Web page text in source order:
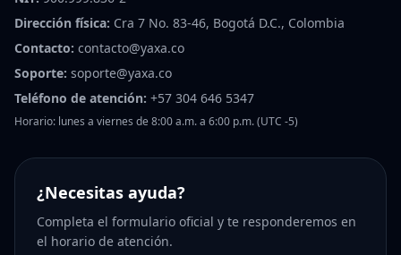
Dirección física: Cra 7 No. 83-46, Bogotá D.C., Colombia
Contacto: contacto@yaxa.co
Soporte: soporte@yaxa.co
Teléfono de atención: +57 304 646 5347
Horario: lunes a viernes de 8:00 a.m. a 6:00 p.m. (UTC -5)
¿Necesitas ayuda?
Completa el formulario oficial y te responderemos en
el horario de atención.